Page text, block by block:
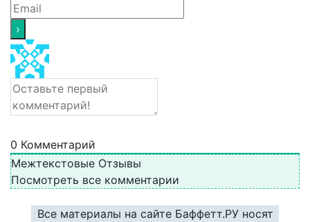
0 Комментарий
Межтекстовые Отзывы
Посмотреть все комментарии
Все материалы на сайте Баффетт.РУ носят